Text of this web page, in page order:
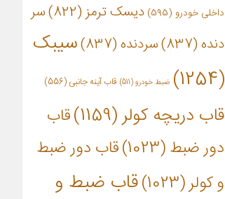
داخلی خودرو (595) دیسک ترمز(822)
سر
دنده(837) سردنده(837)
سیبک
(1254)
ضبط خودرو(511) قاب آینه جانبی (556)
قاب دریچه کولر(1159)
قاب
دور ضبط(1023)
قاب دور ضبط
و کولر(1023)
قاب ضبط و